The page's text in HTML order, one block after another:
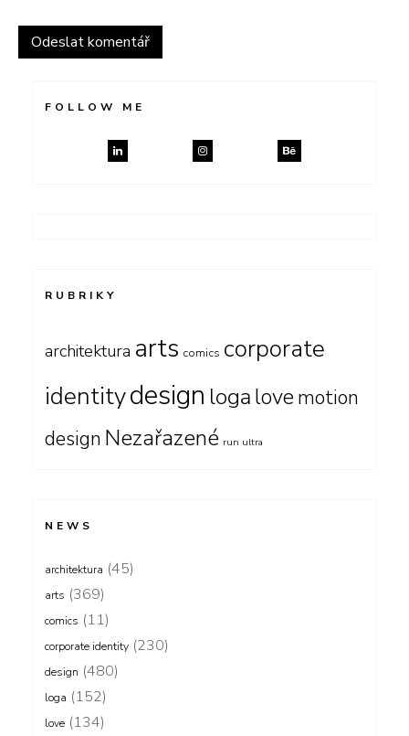
FOLLOW ME
RUBRIKY
architektura arts comics corporate
identitydesign logalovemotion
design Nezařazené run ultra
NEWS
architektura (45)
arts (369)
comics (11)
corporate identity (230)
design (480)
loga (152)
love (134)